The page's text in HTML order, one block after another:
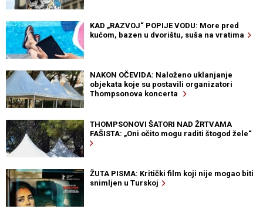
KAD „RAZVOJ“ POPIJE VODU: More pred
kućom, bazen u dvorištu, suša na vratima
NAKON OČEVIDA: Naloženo uklanjanje
objekata koje su postavili organizatori
Thompsonova koncerta
THOMPSONOVI ŠATORI NAD ŽRTVAMA
FAŠISTA: „Oni očito mogu raditi štogod žele“
ŽUTA PISMA: Kritički film koji nije mogao biti
snimljen u Turskoj